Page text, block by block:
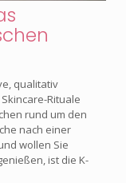
qualitativ
Rituale
rund um den
nach einer
wollen Sie
ist die K-